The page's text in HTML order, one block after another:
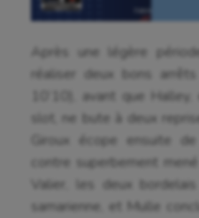
Après une légère
réaliser deux bons
10’10), avant que
slot, ne bute à deux
Giroux écope ensuite
contre superbement
Valier, les deux
samarienne, et Mulle